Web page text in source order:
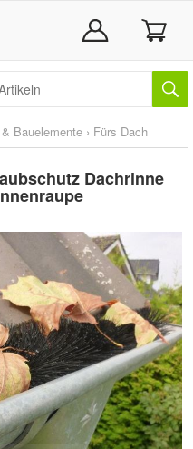
Bauelemente › Fürs Dach
Dachrinne